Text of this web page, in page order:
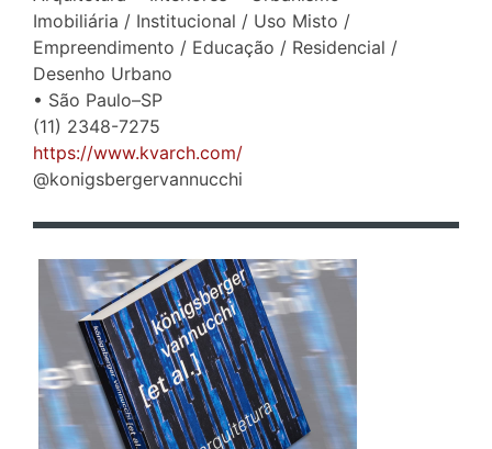
Imobiliária / Institucional / Uso Misto /
Empreendimento / Educação / Residencial /
Desenho Urbano
• São Paulo–SP
(11) 2348-7275
https://www.kvarch.com/
@konigsbergervannucchi